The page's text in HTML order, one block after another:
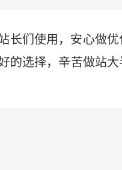
们使用，安心做优
的选择，辛苦做站大